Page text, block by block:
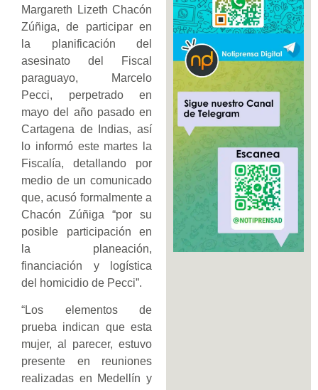
Margareth Lizeth Chacón
Zúñiga, de participar en
la planificación del
asesinato del Fiscal
paraguayo, Marcelo
Pecci, perpetrado en
mayo del año pasado en
Cartagena de Indias, así
lo informó este martes la
Fiscalía, detallando por
medio de un comunicado
que, acusó formalmente a
Chacón Zúñiga “por su
posible participación en
la planeación,
financiación y logística
del homicidio de Pecci”.
“Los elementos de
prueba indican que esta
mujer, al parecer, estuvo
presente en reuniones
realizadas en Medellín y